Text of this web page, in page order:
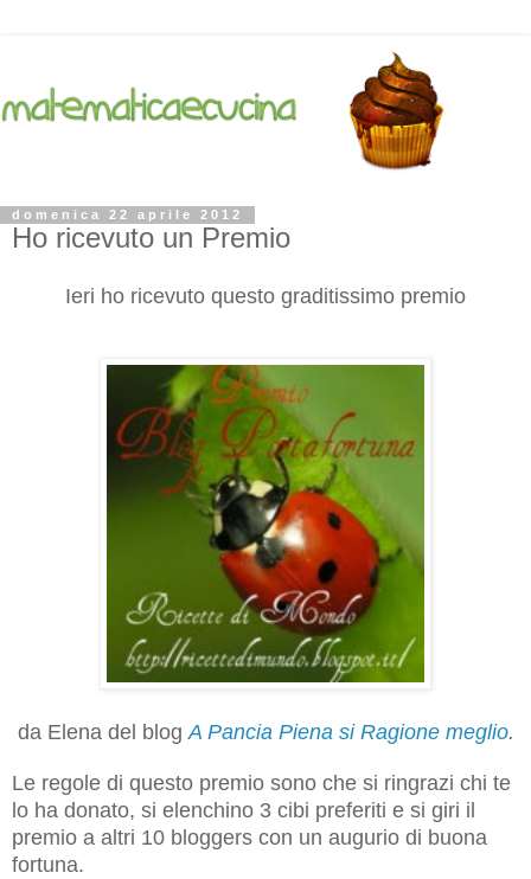
domenica 22 aprile 2012
Ho ricevuto un Premio
Ieri ho ricevuto questo graditissimo premio
da Elena del blogA Pancia Piena si Ragione meglio.
Le regole di questo premio sono che si ringrazi chi te
lo ha donato, si elenchino 3 cibi preferiti e si giri il
premio a altri 10 bloggers con un augurio di buona
fortuna.